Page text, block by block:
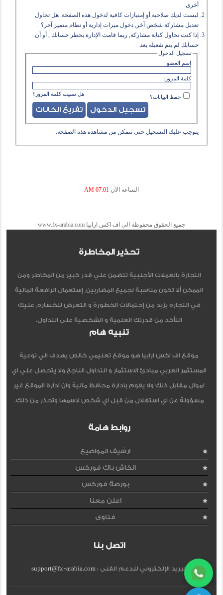
أخرى.
ليست لديك صلاحية أو إمتيازات كافية لدخول هذه الصفحة. هل تحاول
تعديل مشاركة شخص آخر, دخول ميزات إدارية أو نظام متميز آخر؟
إذا كنت تحاول كتابة مشاركة, ربما قامت الإدارة بحظر حسابك , أو أن
حسابك لم يتم تفعيله بعد.
تسجيل الدخول
اسم العضو:
كلمة المرور:
هل نسيت كلمة المرور؟ حفظ البيانات؟
يتوجب عليك التسجيل حتى تتمكن من مشاهدة هذه الصفحة.
الساعة الآن 07:01 AM
جميع الحقوق محفوظة الى اف اكس ارابيا www.fx-arabia.com
تحذير المخاطرة
التجارة بالعملات الأجنبية تتضمن علي قدر كبير من المخاطر ومن
الممكن ألا تكون مناسبة لجميع المضاربين, إستعمال الرافعة المالية
في التجاره يزيد من إحتمالات الخطورة و التعرض للخساره, عليك
التأكد من قدرتك العلمية و الشخصية على التداول.
تنبيه هام
موقع اف اكس ارابيا هو موقع تعليمي خالص يهدف الي توعية
المستثمر العربي مبادئ الاستثمار و التداول الناجح ولا يتحصل علي اي
اموال مقابل ذلك ولا يقوم بادارة محافظ مالية وان ادارة الموقع غير
مسؤولة عن اي استغلال من قبل اي شخص لاسمها وتحذر من ذلك.
روابط هامة
ارشيف المواضيع
الكاش باك فوركس
بورصة فوركس
اعلن معنا
فتاوى
اتصل بنا
البريد الإلكتروني للدعم الفنى :support@fx-arabia.com